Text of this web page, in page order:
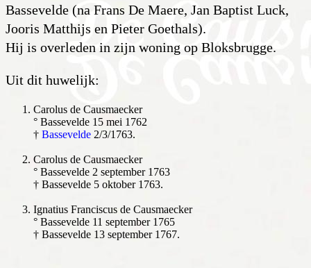
Bassevelde (na Frans De Maere, Jan Baptist Luck,
Jooris Matthijs en Pieter Goethals).
Hij is overleden in zijn woning op Bloksbrugge.
Uit dit huwelijk:
Carolus de Causmaecker
° Bassevelde 15 mei 1762
† Bassevelde 2/3/1763.
Carolus de Causmaecker
° Bassevelde 2 september 1763
† Bassevelde 5 oktober 1763.
Ignatius Franciscus de Causmaecker
° Bassevelde 11 september 1765
† Bassevelde 13 september 1767.